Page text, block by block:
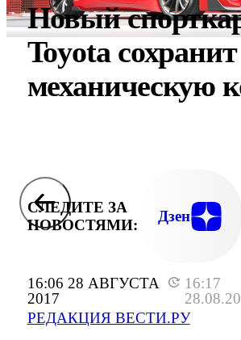
16:06 28 АВГУСТА
2017
16:17
РЕДАКЦИЯ ВЕСТИ.РУ
Новый
Toyota сохранит
механическую
СЛЕДИТЕ ЗА
НОВОСТЯМИ:
Дзен